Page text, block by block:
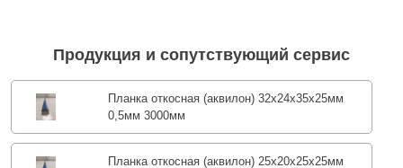
Продукция и сопутствующий сервис
Планка откосная (аквилон) 32х24х35х25мм
0,5мм 3000мм
Планка откосная (аквилон) 25х20х25х25мм